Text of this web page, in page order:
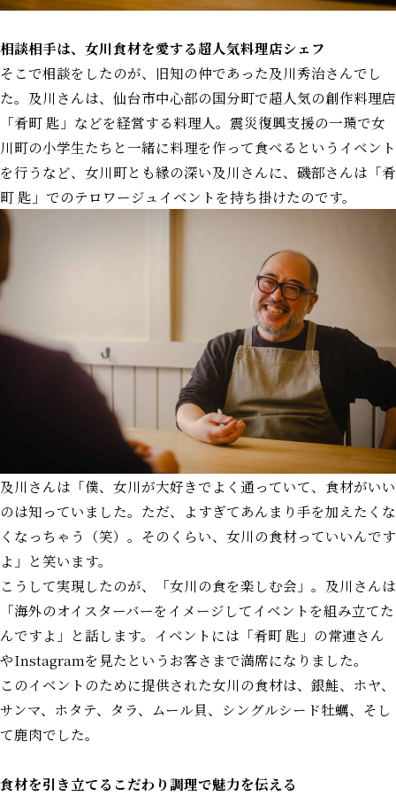
相談相手は、女川食材を愛する超人気料理店シェフ
そこで相談をしたのが、旧知の仲であった及川秀治さんでし
た。及川さんは、仙台市中心部の国分町で超人気の創作料理店
「肴町 匙」などを経営する料理人。震災復興支援の一環で女
川町の小学生たちと一緒に料理を作って食べるというイベント
を行うなど、女川町とも縁の深い及川さんに、磯部さんは「肴
町 匙」でのテロワージュイベントを持ち掛けたのです。
及川さんは「僕、女川が大好きでよく通っていて、食材がいい
のは知っていました。ただ、よすぎてあんまり手を加えたくな
くなっちゃう（笑）。そのくらい、女川の食材っていいんです
よ」と笑います。
こうして実現したのが、「女川の食を楽しむ会」。及川さんは
「海外のオイスターバーをイメージしてイベントを組み立てた
んですよ」と話します。イベントには「肴町 匙」の常連さん
やInstagramを見たというお客さまで満席になりました。
このイベントのために提供された女川の食材は、銀鮭、ホヤ、
サンマ、ホタテ、タラ、ムール貝、シングルシード牡蠣、そし
て鹿肉でした。
食材を引き立てるこだわり調理で魅力を伝える